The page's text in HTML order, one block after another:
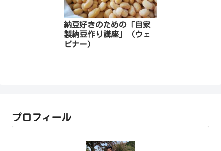
納豆好きのための「自家
製納豆作り講座」（ウェ
ビナー）
プロフィール